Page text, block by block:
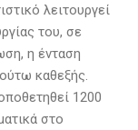
λειτουργεί
του, σε
η ένταση
καθεξής.
1200
στο